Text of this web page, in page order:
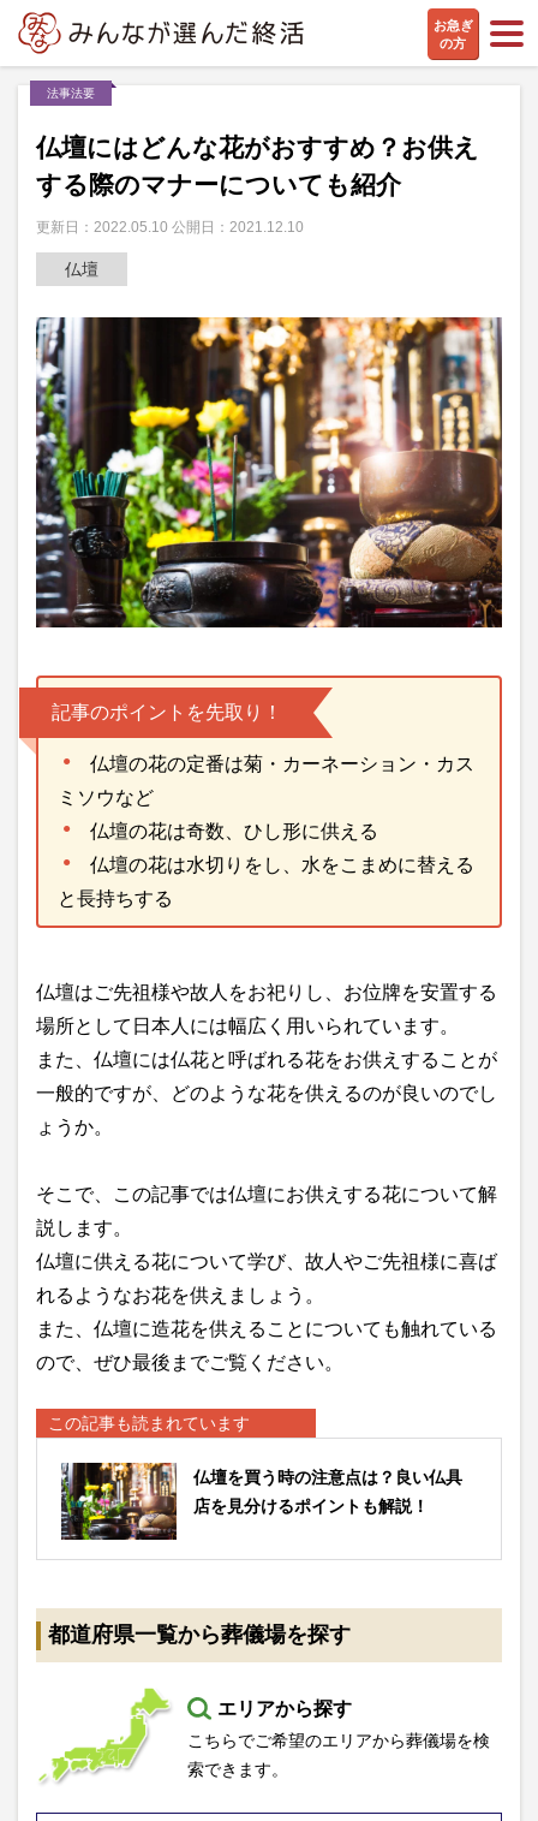
お急ぎ
の方
法事法要
仏壇にはどんな花がおすすめ？お供え
する際のマナーについても紹介
更新日：2022.05.10 公開日：2021.12.10
仏壇
記事のポイントを先取り！
仏壇の花の定番は菊・カーネーション・カス
ミソウなど
仏壇の花は奇数、ひし形に供える
仏壇の花は水切りをし、水をこまめに替える
と長持ちする
仏壇はご先祖様や故人をお祀りし、お位牌を安置する
場所として日本人には幅広く用いられています。
また、仏壇には仏花と呼ばれる花をお供えすることが
一般的ですが、どのような花を供えるのが良いのでし
ょうか。
そこで、この記事では仏壇にお供えする花について解
説します。
仏壇に供える花について学び、故人やご先祖様に喜ば
れるようなお花を供えましょう。
また、仏壇に造花を供えることについても触れている
ので、ぜひ最後までご覧ください。
この記事も読まれています
仏壇を買う時の注意点は？良い仏具
店を見分けるポイントも解説！
都道府県一覧から葬儀場を探す
エリアから探す
こちらでご希望のエリアから葬儀場を検
索できます。